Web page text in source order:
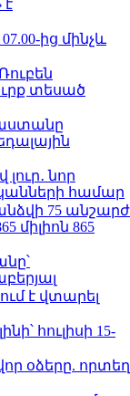
է
ից մինչև
տեսած
նոր
համար
75 անշարժ
միլիոն 865
է վտարել
հուլիսի 15-
օձերը. որտեղ